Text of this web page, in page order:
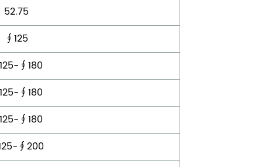
52.75
∮125
∮180
∮180
∮180
∮200